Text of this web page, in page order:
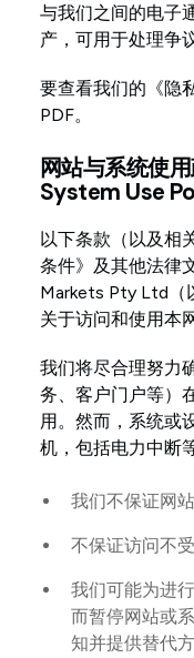
与我们之间的电子
产，可用于处理争
要查看我们的《隐
PDF。
网站与系统使
System Use
以下条款（以及相
条件》及其他法律
Markets Pty Ltd（
关于访问和使用本
我们将尽合理努力
务、客户门户等）
用。然而，系统或
机，包括电力中断
我们不保证网
不保证访问不
我们可能为进
而暂停网站或
知并提供替代